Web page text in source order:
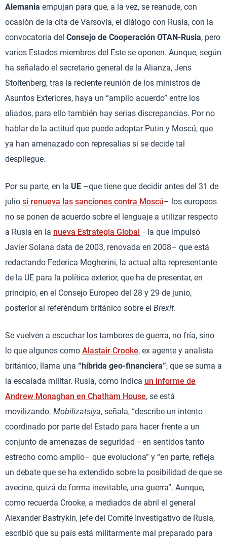
Alemania empujan para que, a la vez, se reanude, con
ocasión de la cita de Varsovia, el diálogo con Rusia, con la
convocatoria del Consejo de Cooperación OTAN-Rusia, pero
varios Estados miembros del Este se oponen. Aunque, según
ha señalado el secretario general de la Alianza, Jens
Stoltenberg, tras la reciente reunión de los ministros de
Asuntos Exteriores, haya un “amplio acuerdo” entre los
aliados, para ello también hay serias discrepancias. Por no
hablar de la actitud que puede adoptar Putin y Moscú, que
ya han amenazado con represalias si se decide tal
despliegue.
Por su parte, en la UE –que tiene que decidir antes del 31 de
julio si renueva las sanciones contra Moscú– los europeos
no se ponen de acuerdo sobre el lenguaje a utilizar respecto
a Rusia en la nueva Estrategia Global –la que impulsó
Javier Solana data de 2003, renovada en 2008– que está
redactando Federica Mogherini, la actual alta representante
de la UE para la política exterior, que ha de presentar, en
principio, en el Consejo Europeo del 28 y 29 de junio,
posterior al referéndum británico sobre el Brexit.
Se vuelven a escuchar los tambores de guerra, no fría, sino
lo que algunos como Alastair Crooke, ex agente y analista
británico, llama una “híbrida geo-financiera”, que se suma a
la escalada militar. Rusia, como indica un informe de
Andrew Monaghan en Chatham House, se está
movilizando. Mobilizatsiya, señala, “describe un intento
coordinado por parte del Estado para hacer frente a un
conjunto de amenazas de seguridad –en sentidos tanto
estrecho como amplio– que evoluciona” y “en parte, refleja
un debate que se ha extendido sobre la posibilidad de que se
avecine, quizá de forma inevitable, una guerra”. Aunque,
como recuerda Crooke, a mediados de abril el general
Alexander Bastrykin, jefe del Comité Investigativo de Rusia,
escribió que su país está militarmente mal preparado para